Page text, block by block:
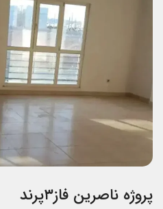
پروژه ناصرین فاز۳پرند